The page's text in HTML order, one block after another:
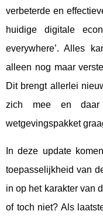
verbeterde en
huidige digitale
everywhere’. Alles
alleen nog maar
Dit brengt allerlei
zich mee en
wetgevingspakket
In deze update
toepasselijkheid van
in op het karakter van
of toch niet? Als